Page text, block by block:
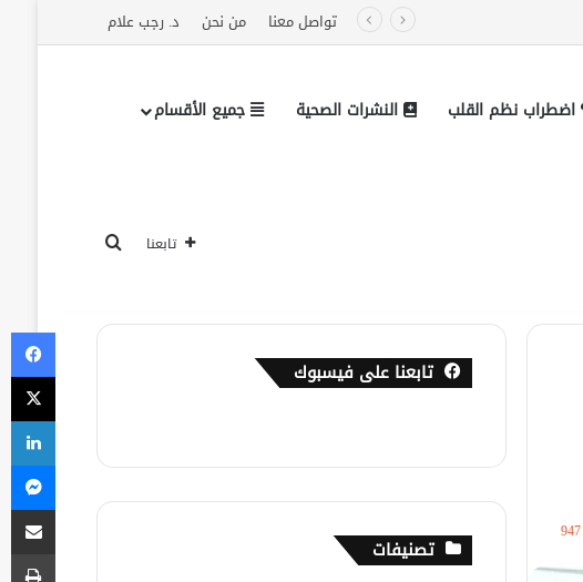
تواصل معنا من نحن د. رجب علام
اضطراب نظم القلب النشرات الصحية جميع الأقسام
تابعنا
947
تابعنا على فيسبوك
تصنيفات